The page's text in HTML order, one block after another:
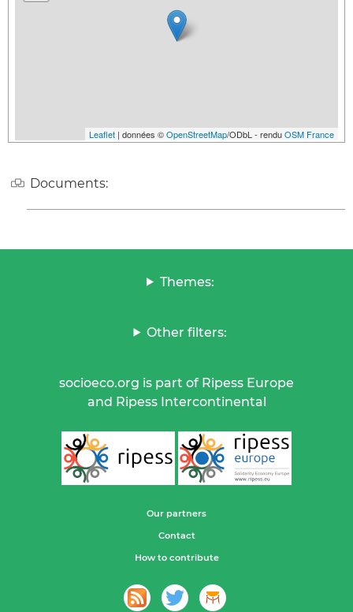
Leaflet | données ©OpenStreetMap/ODbL - renduOSM France
Documents:
Themes:
Other filters:
socioeco.org is part of Ripess Europe
and Ripess Intercontinental
Our partners
Contact
How to contribute